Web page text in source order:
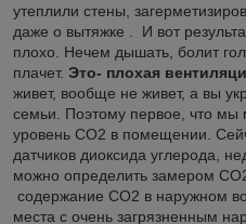
утеплили стены,
даже о вытяжке . И вот
плохо. Нечем дышать, болит
плачет. Это- плохая
живет, вообще не живет, а вы
семьи. Поэтому первое, что мы
уровень СО2 в помещении.
датчиков диоксида углерода,
можно определить замером
содержание СО2 в наружном
места с очень загрязненным